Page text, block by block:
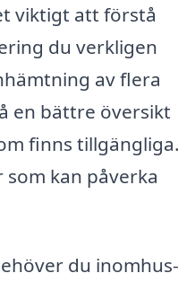
viktigt att förstå
du verkligen
av flera
en bättre översikt
finns tillgängliga.
kan påverka
du inomhus-